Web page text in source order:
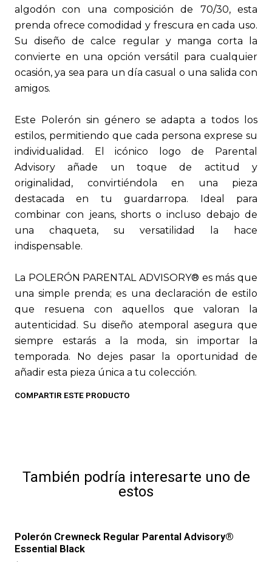
algodón con una composición de 70/30, esta
prenda ofrece comodidad y frescura en cada uso.
Su diseño de calce regular y manga corta la
convierte en una opción versátil para cualquier
ocasión, ya sea para un día casual o una salida con
amigos.
Este Polerón sin género se adapta a todos los
estilos, permitiendo que cada persona exprese su
individualidad. El icónico logo de Parental
Advisory añade un toque de actitud y
originalidad, convirtiéndola en una pieza
destacada en tu guardarropa. Ideal para
combinar con jeans, shorts o incluso debajo de
una chaqueta, su versatilidad la hace
indispensable.
La POLERÓN PARENTAL ADVISORY® es más que
una simple prenda; es una declaración de estilo
que resuena con aquellos que valoran la
autenticidad. Su diseño atemporal asegura que
siempre estarás a la moda, sin importar la
temporada. No dejes pasar la oportunidad de
añadir esta pieza única a tu colección.
COMPARTIR ESTE PRODUCTO
También podría interesarte uno de
estos
Agotado
Polerón Crewneck Regular Parental Advisory®
Essential Black